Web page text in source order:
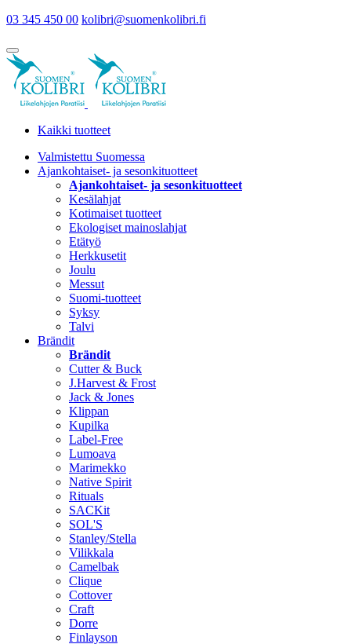
03 345 450 00 kolibri@suomenkolibri.fi
Kaikki tuotteet
Valmistettu Suomessa
Ajankohtaiset- ja sesonkituotteet
Ajankohtaiset- ja sesonkituotteet
Kesälahjat
Kotimaiset tuotteet
Ekologiset mainoslahjat
Etätyö
Herkkusetit
Joulu
Messut
Suomi-tuotteet
Syksy
Talvi
Brändit
Brändit
Cutter & Buck
J.Harvest & Frost
Jack & Jones
Klippan
Kupilka
Label-Free
Lumoava
Marimekko
Native Spirit
Rituals
SACKit
SOL'S
Stanley/Stella
Vilikkala
Camelbak
Clique
Cottover
Craft
Dorre
Finlayson